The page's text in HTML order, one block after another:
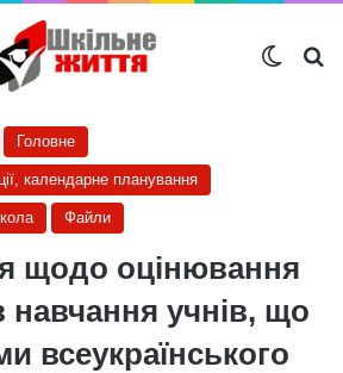
Головне
календарне планування
Файли
щодо оцінювання
навчання учнів, що
всеукраїнського